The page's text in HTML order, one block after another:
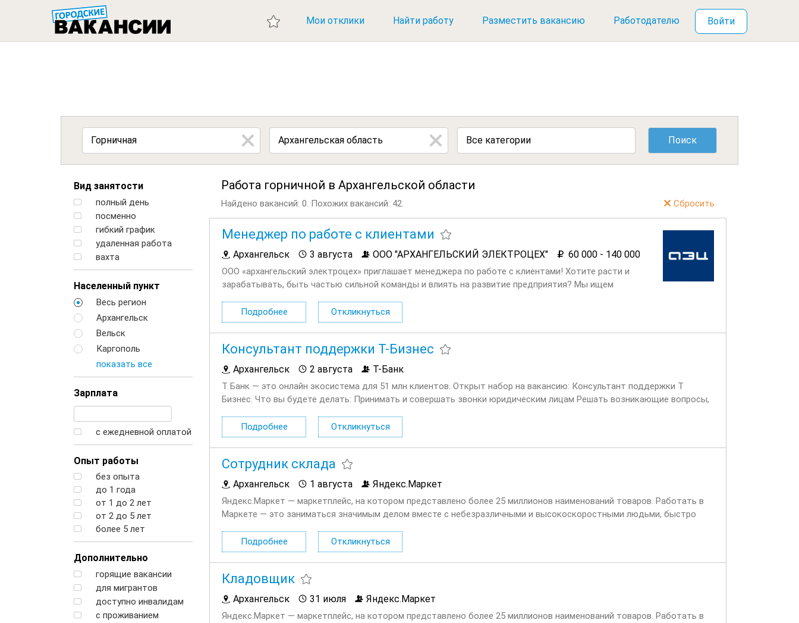
ГОРОДСКИЕ ВАКАНСИИ
Мои отклики Найти работу Разместить вакансию Работодателю Войти
Все категории
Вид занятости
полный день
посменно
гибкий график
удаленная работа
вахта
Населенный пункт
Весь регион
Архангельск
Вельск
Каргополь
показать все
Зарплата
с ежедневной оплатой
Опыт работы
без опыта
до 1 года
от 1 до 2 лет
от 2 до 5 лет
более 5 лет
Дополнительно
горящие вакансии
для мигрантов
доступно инвалидам
с проживанием
Работа горничной в Архангельской области
Найдено вакансий: 0. Похожих вакансий: 42. Сбросить
Менеджер по работе с клиентами
Архангельск 3 августа ООО "АРХАНГЕЛЬСКИЙ ЭЛЕКТРОЦЕХ" 60 000 - 140 000
ООО «архангельский электроцех» приглашает менеджера по работе с клиентами! Хотите расти и
зарабатывать, быть частью сильной команды и влиять на развитие предприятия? Мы ищем
звеном между нашим...
Подробнее Откликнуться
Консультант поддержки Т-Бизнес
Архангельск 2 августа Т-Банк
Т Банк — это онлайн экосистема для 51 млн клиентов. Открыт набор на вакансию: Консультант поддержки Т
Бизнес. Что вы будете делать: Принимать и совершать звонки юридическим лицам Решать возникающие вопросы,
Подробнее
Откликнуться
Сотрудник склада
Архангельск 1 августа Яндекс.Маркет
Яндекс.Маркет — маркетплейс, на котором представлено более 25 миллионов наименований товаров. Работать в
Маркете — это заниматься значимым делом вместе с небезразличными и высокоскоростными людьми, быстро
Подробнее
Откликнуться
Кладовщик
Архангельск 31 июля Яндекс.Маркет
Яндекс.Маркет — маркетплейс, на котором представлено более 25 миллионов наименований товаров. Работать в